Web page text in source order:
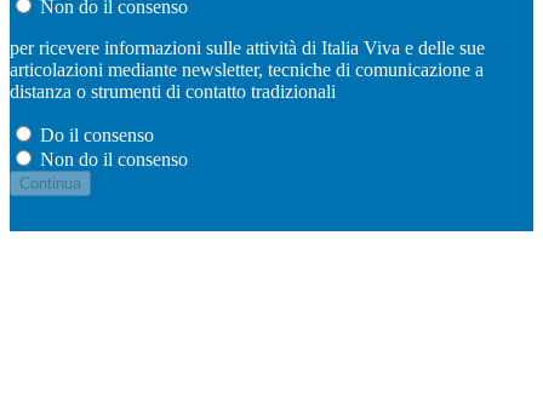
Non do il consenso
per ricevere informazioni sulle attività di Italia Viva e delle sue
articolazioni mediante newsletter, tecniche di comunicazione a
distanza o strumenti di contatto tradizionali
Do il consenso
Non do il consenso